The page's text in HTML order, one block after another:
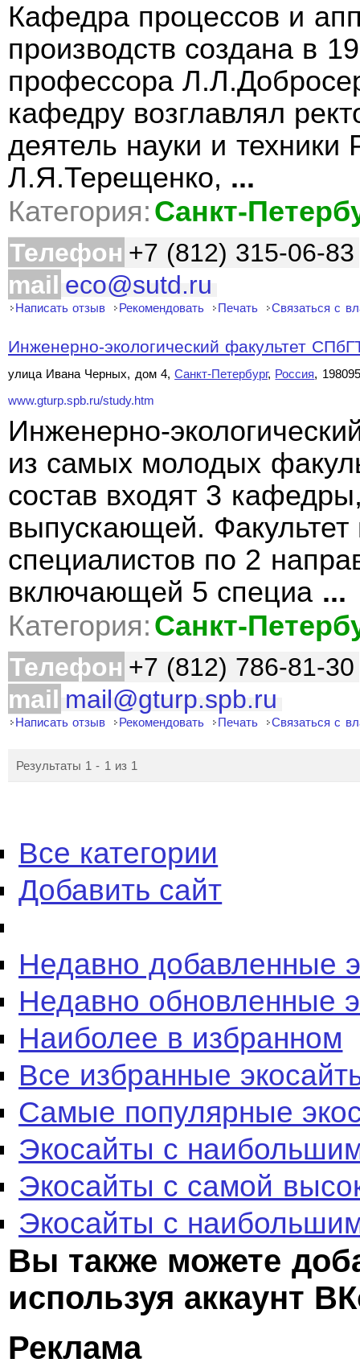
Кафедра процессов и
производств создана в
профессора
кафедру возглавлял
деятель науки и
Л.Я.Терещенко, ...
Категория: Санкт-
Телефон +7 (812) 315-06-83
mail eco@sutd.ru
Написать отзыв Рекомендовать Печать Связаться с
Инженерно-экологический факультет
улица Ивана Черных, дом 4,Санкт-Петербург, Россия, 198095
www.gturp.spb.ru/study.htm
Инженерно-
из самых молодых
состав входят 3
выпускающей. Факультет
специалистов по 2
включающей 5 специа ...
Категория: Санкт-
Телефон +7 (812) 786-81-30
mail mail@gturp.spb.ru
Написать отзыв Рекомендовать Печать Связаться с
Результаты 1 - 1 из 1
Все категории
Добавить сайт
Недавно добавленные
Недавно обновленные
Наиболее в избранном
Все избранные
Самые популярные
Экосайты с
Экосайты с самой
Экосайты с
Вы также можете
используя аккаунт
Реклама